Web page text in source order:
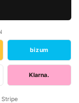
bizum
Klarna.
Stripe